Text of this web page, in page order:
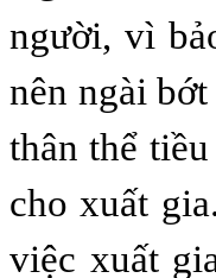
người, vì
nên ngài
thân thể
cho xuất
việc xuất